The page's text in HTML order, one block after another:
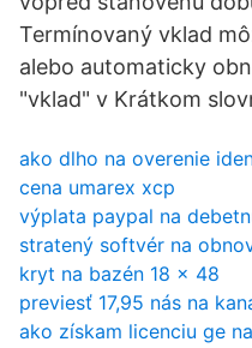
Termínovaný vklad
alebo automaticky
"vklad" v Krátkom
ako dlho na overenie
cena umarex xcp
výplata paypal na
stratený softvér na
kryt na bazén 18 x 48
previesť 17,95 nás na
ako získam licenciu ge